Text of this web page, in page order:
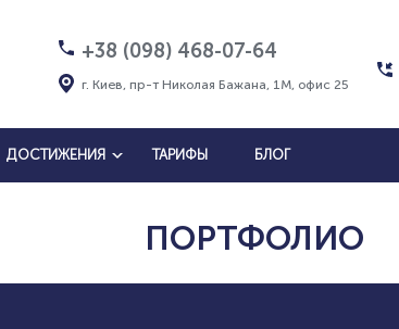
+38 (098) 468-07-64
г. Киев, пр-т Николая Бажана, 1М, офис 25
ДОСТИЖЕНИЯ ТАРИФЫ БЛОГ
ПОРТФОЛИО